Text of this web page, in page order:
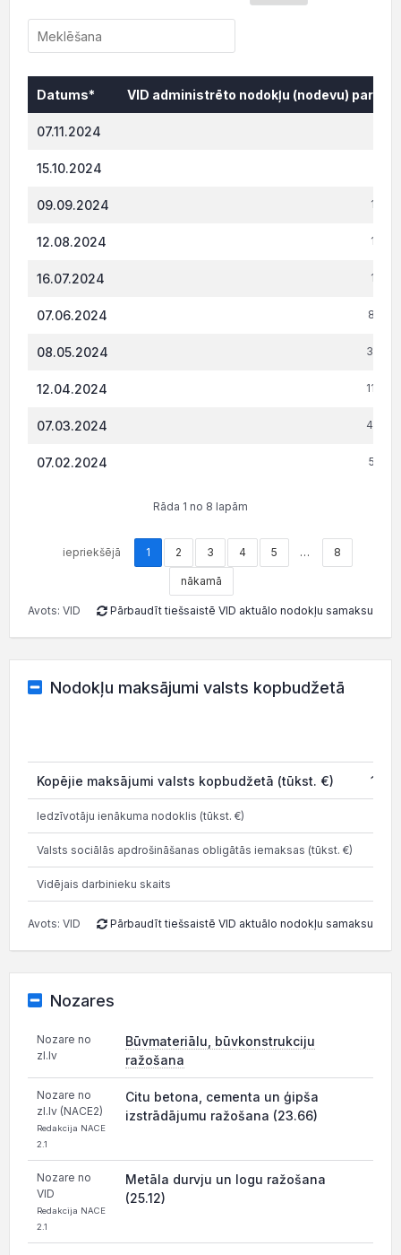
Datums*
VID administrēto nodokļu (nodevu)
07.11.2024
15.10.2024
09.09.2024 1
12.08.2024 1
16.07.2024 1
07.06.2024 8
08.05.2024 3
12.04.2024 11
07.03.2024 4
07.02.2024 5
Rāda 1 no 8 lapām
iepriekšējā 1 2 3 4 5 … 8
nākamā
Avots: VID Pārbaudīt tiešsaistē VID aktuālo nodokļu samaksu
Nodokļu maksājumi valsts kopbudžetā
Kopējie maksājumi valsts kopbudžetā (tūkst. €)
Iedzīvotāju ienākuma nodoklis (tūkst. €)
Valsts sociālās apdrošināšanas obligātās iemaksas (tūkst. €)
Vidējais darbinieku skaits
Avots: VID Pārbaudīt tiešsaistē VID aktuālo nodokļu samaksu
Nozares
Nozare no
zl.lv
Būvmateriālu, būvkonstrukciju
ražošana
Nozare no
zl.lv (NACE2)
Redakcija NACE
2.1
Citu betona, cementa un ģipša
izstrādājumu ražošana (23.66)
Nozare no
VID
Redakcija NACE
2.1
Metāla durvju un logu ražošana
(25.12)